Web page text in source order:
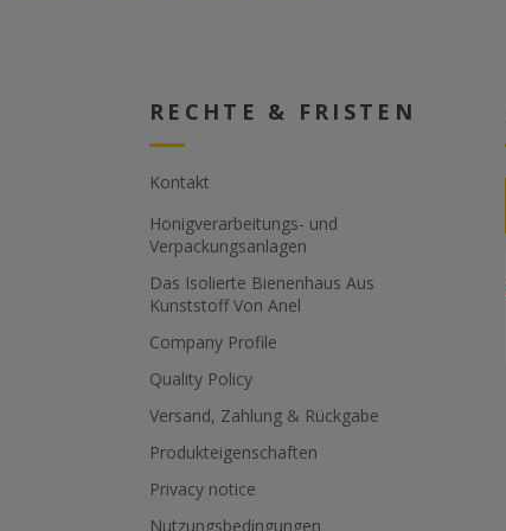
RECHTE & FRISTEN
Kontakt
Honigverarbeitungs- und
Verpackungsanlagen
Das Isolierte Bienenhaus Aus
Kunststoff Von Anel
Company Profile
Quality Policy
Versand, Zahlung & Rückgabe
Produkteigenschaften
Privacy notice
Nutzungsbedingungen